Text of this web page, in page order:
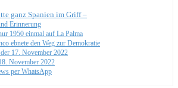
ganz Spanien im Griff –
Erinnerung
1950 einmal auf La Palma
ebnete den Weg zur Demokratie
17. November 2022
November 2022
per WhatsApp